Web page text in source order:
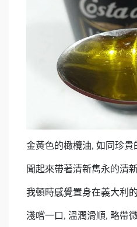
金黃色的橄欖油, 如同珍貴
聞起來帶著清新雋永的清
我頓時感覺置身在義大利
淺嚐一口, 溫潤滑順, 略帶